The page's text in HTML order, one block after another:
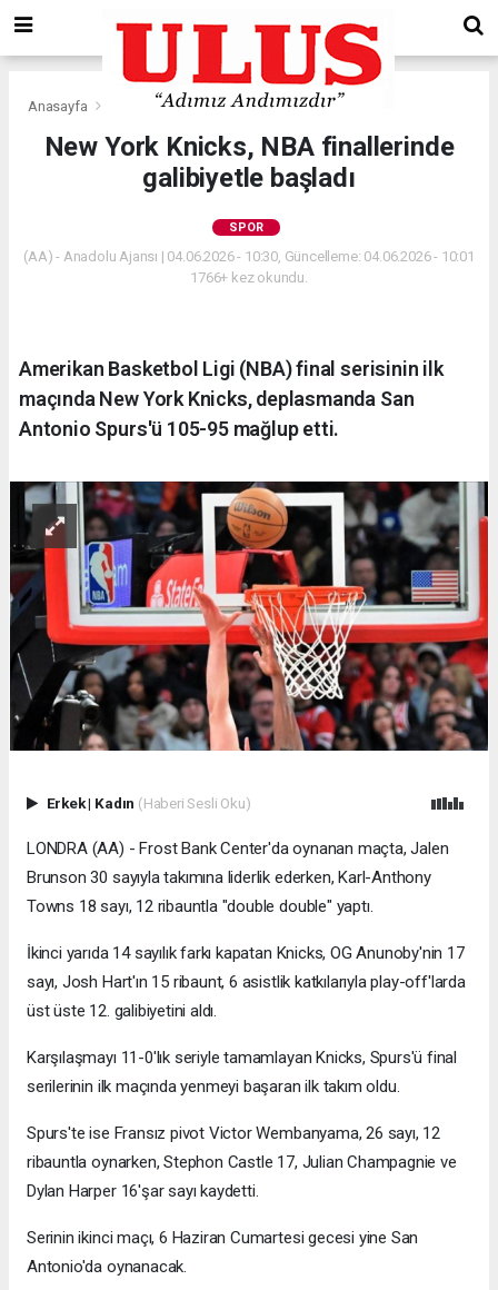
Anasayfa
New York Knicks, NBA finallerinde
galibiyetle başladı
SPOR
(AA) - Anadolu Ajansı | 04.06.2026 - 10:30, Güncelleme: 04.06.2026 - 10:01
1766+ kez okundu.
Amerikan Basketbol Ligi (NBA) final serisinin ilk
maçında New York Knicks, deplasmanda San
Antonio Spurs'ü 105-95 mağlup etti.
Erkek| Kadın (Haberi Sesli Oku)
LONDRA (AA) - Frost Bank Center'da oynanan maçta, Jalen
Brunson 30 sayıyla takımına liderlik ederken, Karl-Anthony
Towns 18 sayı, 12 ribauntla "double double" yaptı.
İkinci yarıda 14 sayılık farkı kapatan Knicks, OG Anunoby'nin 17
sayı, Josh Hart'ın 15 ribaunt, 6 asistlik katkılarıyla play-off'larda
üst üste 12. galibiyetini aldı.
Karşılaşmayı 11-0'lık seriyle tamamlayan Knicks, Spurs'ü final
serilerinin ilk maçında yenmeyi başaran ilk takım oldu.
Spurs'te ise Fransız pivot Victor Wembanyama, 26 sayı, 12
ribauntla oynarken, Stephon Castle 17, Julian Champagnie ve
Dylan Harper 16'şar sayı kaydetti.
Serinin ikinci maçı, 6 Haziran Cumartesi gecesi yine San
Antonio'da oynanacak.